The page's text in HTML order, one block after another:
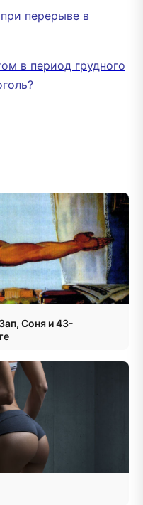
перерыве в
в период грудного
Соня и 43-